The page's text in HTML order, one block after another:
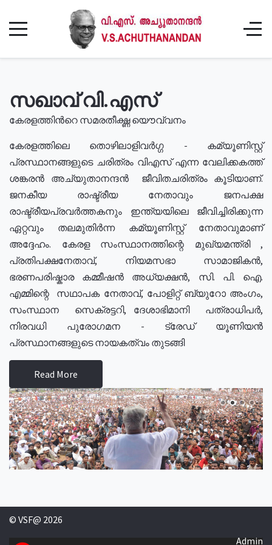
സഖാവ് വി.എസ്
കേരളത്തിൻറെ സമരതീക്ഷ്ണ യൌവ്വനം
കേരളത്തിലെ തൊഴിലാളിവർഗ്ഗ - കമ്യൂണിസ്റ്റ്
പ്രസ്ഥാനങ്ങളുടെ ചരിത്രം വിഎസ് എന്ന വേലിക്കകത്ത്
ശങ്കരൻ അച്യുതാനന്ദൻ ജീവിതചരിത്രം കൂടിയാണ്.
ജനകീയ രാഷ്ട്രീയ നേതാവും ജനപക്ഷ
രാഷ്ട്രീയപ്രവർത്തകനും ഇന്ത്യയിലെ ജീവിച്ചിരിക്കുന്ന
ഏറ്റവും തലമുതിർന്ന കമ്യൂണിസ്റ്റ് നേതാവുമാണ്
അദ്ദേഹം. കേരള സംസ്ഥാനത്തിന്റെ മുഖ്യമന്ത്രി ,
പ്രതിപക്ഷനേതാവ്, നിയമസഭാ സാമാജികൻ,
ഭരണപരിഷ്കാര കമ്മീഷൻ അധ്യക്ഷൻ, സി. പി. ഐ.
എമ്മിന്റെ സഥാപക നേതാവ്, പോളിറ്റ് ബ്യുറോ അംഗം,
സംസ്ഥാന സെക്രട്ടറി, ദേശാഭിമാനി പത്രാധിപർ,
നിരവധി പുരോഗമന - ട്രേഡ് യൂണിയൻ
പ്രസ്ഥാനങ്ങളുടെ നായകത്വം തുടങ്ങി
Read More
© VSF@ 2026
Admin